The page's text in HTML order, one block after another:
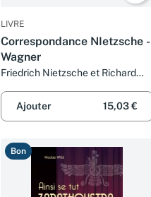
LIVRE
Correspondance NIetzsche -
Wagner
Friedrich Nietzsche et Richard
Ajouter
15,03 €
Bon